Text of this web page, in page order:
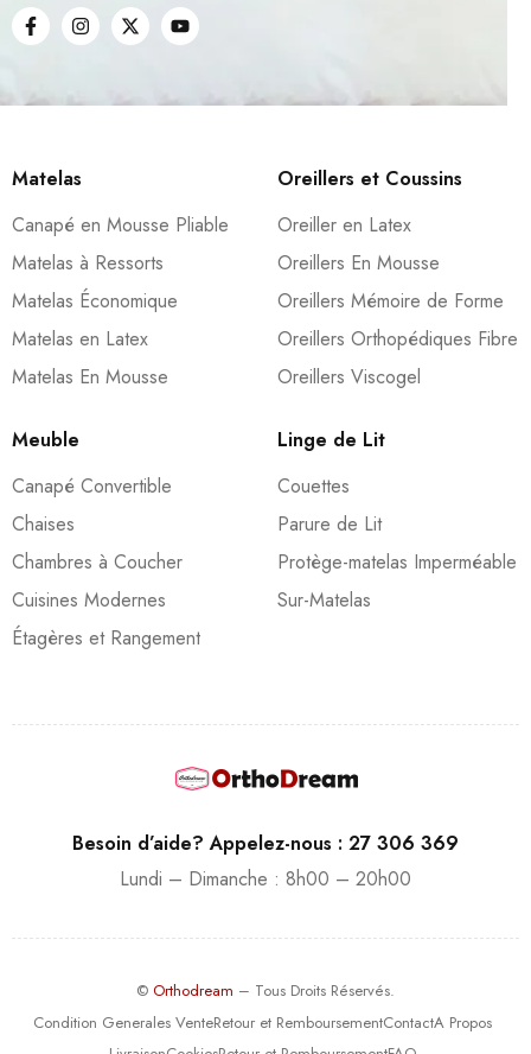
Matelas
Canapé en Mousse Pliable
Matelas à Ressorts
Matelas Économique
Matelas en Latex
Matelas En Mousse
Oreillers et Coussins
Oreiller en Latex
Oreillers En Mousse
Oreillers Mémoire de Forme
Oreillers Orthopédiques Fibre
Oreillers Viscogel
Meuble
Canapé Convertible
Chaises
Chambres à Coucher
Cuisines Modernes
Étagères et Rangement
Linge de Lit
Couettes
Parure de Lit
Protège-matelas Imperméable
Sur-Matelas
Besoin d’aide? Appelez-nous : 27 306 369
Lundi – Dimanche : 8h00 – 20h00
© Orthodream – Tous Droits Réservés.
Condition Generales VenteRetour et RemboursementContactA Propos